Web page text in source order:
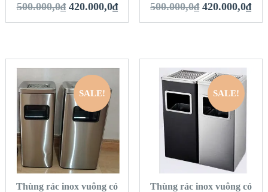
500.000,0₫ 420.000,0₫ 500.000,0₫ 420.000,0₫
SALE!
QUICK LOOK
VIEW DETAILS
THÊM VÀO GIỎ
HÀNG
Thùng rác inox vuông có
SALE!
QUICK LOOK
VIEW DETAILS
THÊM VÀO GIỎ
HÀNG
Thùng rác inox vuông có